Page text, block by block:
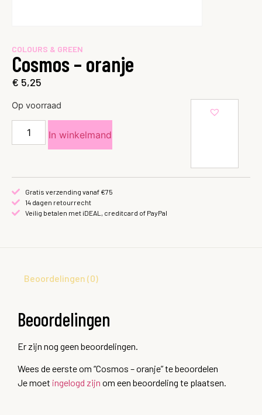
COLOURS & GREEN
Cosmos – oranje
€ 5,25
Op voorraad
In winkelmand
Gratis verzending vanaf €75
14 dagen retourrecht
Veilig betalen met iDEAL, creditcard of PayPal
Beoordelingen (0)
Beoordelingen
Er zijn nog geen beoordelingen.
Wees de eerste om “Cosmos – oranje” te beoordelen
Je moet ingelogd zijn om een beoordeling te plaatsen.